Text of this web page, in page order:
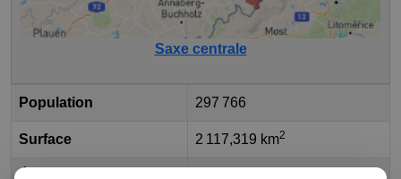
Saxe centrale
Population 297 766
Surface 2 117,319 km2